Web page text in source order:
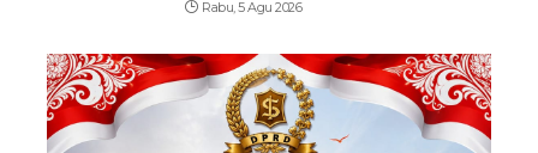
Rabu, 5 Agu 2026